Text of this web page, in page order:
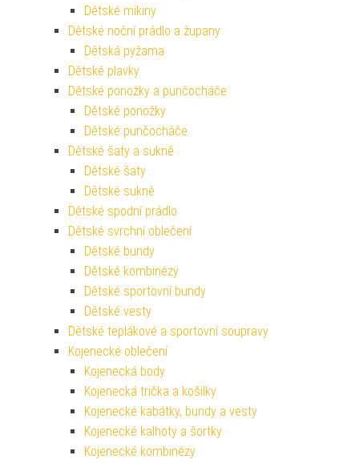
Dětské mikiny
Dětské noční prádlo a župany
Dětská pyžama
Dětské plavky
Dětské ponožky a punčocháče
Dětské ponožky
Dětské punčocháče
Dětské šaty a sukně
Dětské šaty
Dětské sukně
Dětské spodní prádlo
Dětské svrchní oblečení
Dětské bundy
Dětské kombinézy
Dětské sportovní bundy
Dětské vesty
Dětské teplákové a sportovní soupravy
Kojenecké oblečení
Kojenecká body
Kojenecká trička a košilky
Kojenecké kabátky, bundy a vesty
Kojenecké kalhoty a šortky
Kojenecké kombinézy